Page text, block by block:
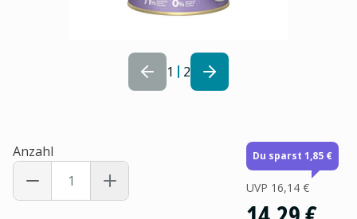
1 2
Anzahl Du sparst 1,85 €
UVP 16,14 €